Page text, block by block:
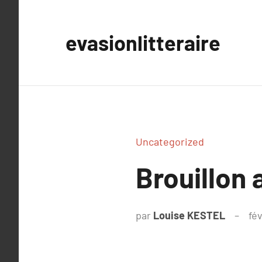
evasionlitteraire
Uncategorized
Brouillon
par Louise KESTEL